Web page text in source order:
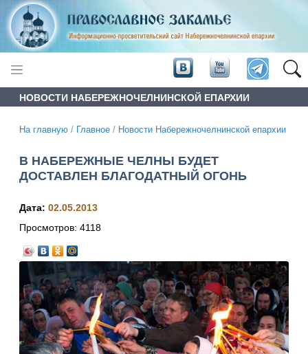
НОВОСТИ НАБЕРЕЖНОЧЕЛНИНСКОЙ ЕПАРХИИ
На главную / Главное / Новости Набережночелнинской епархии
В НАБЕРЕЖНЫЕ ЧЕЛНЫ БУДЕТ
ДОСТАВЛЕН БЛАГОДАТНЫЙ ОГОНЬ
Дата: 02.05.2013
Просмотров: 4118